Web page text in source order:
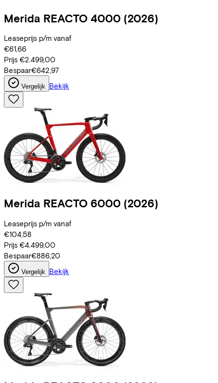
Merida REACTO 4000 (2026)
Leaseprijs p/m vanaf
€61,66
Prijs €2.499,00
Bespaar€642,97
Vergelijk Bekijk
Merida REACTO 6000 (2026)
Leaseprijs p/m vanaf
€104,58
Prijs €4.499,00
Bespaar€886,20
Vergelijk Bekijk